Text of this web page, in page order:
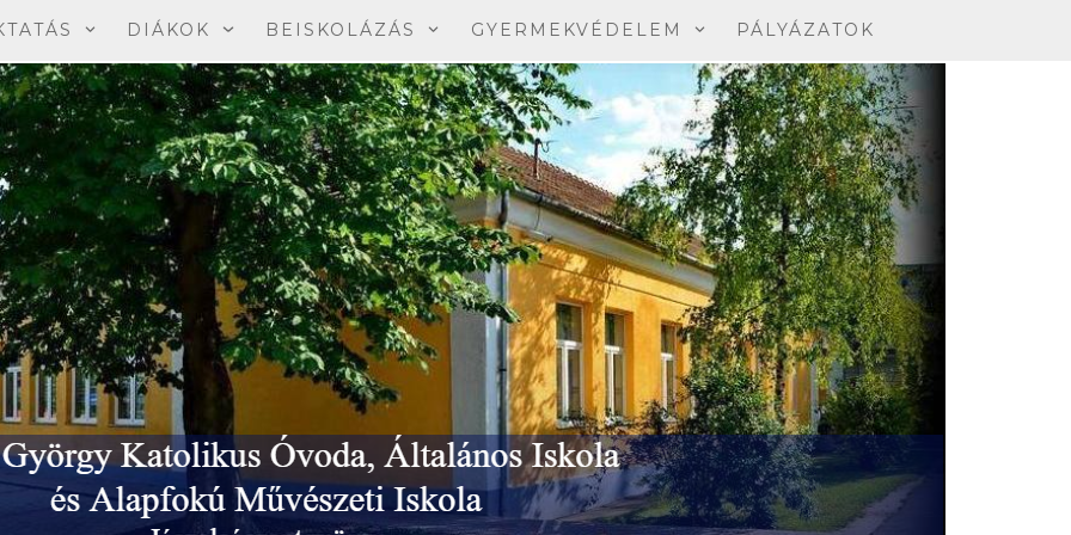
DIÁKOK BEISKOLÁZÁS GYERMEKVÉDELEM PÁLYÁZATOK